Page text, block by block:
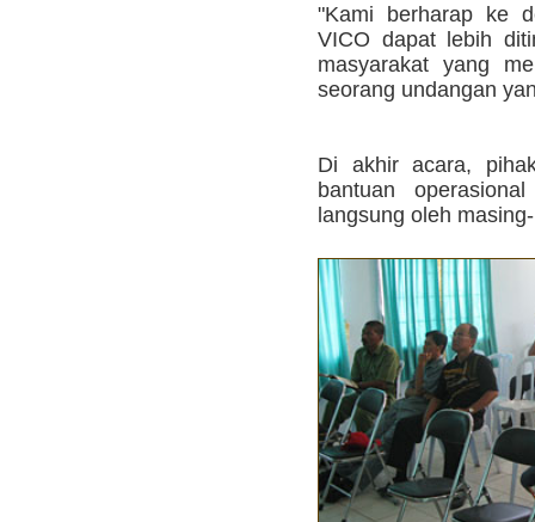
"Kami berharap ke
VICO dapat lebih
masyarakat yang
seorang undangan
Di akhir acara,
bantuan
langsung oleh